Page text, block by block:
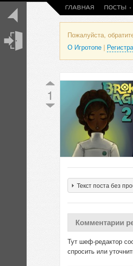
ГЛАВНАЯ ПОСТЫ
Пожалуйста,
О Игротопе |
1
Текст поста без
Комментарии
Тут шеф-редактор
спросить или